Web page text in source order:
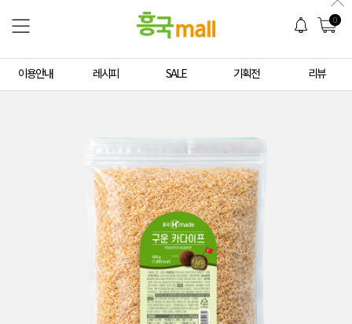
0
이용안내 레시피 SALE 기획전 리뷰